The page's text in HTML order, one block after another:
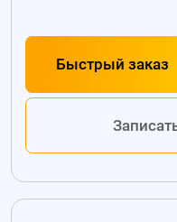
Быстрый заказ